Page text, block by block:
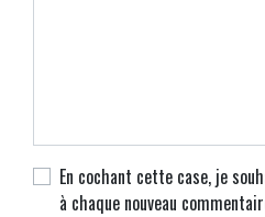
En cochant cette case, je
à chaque nouveau